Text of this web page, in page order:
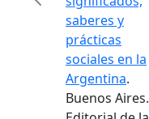
saberes y
prácticas
sociales en la
Argentina.
Buenos Aires.